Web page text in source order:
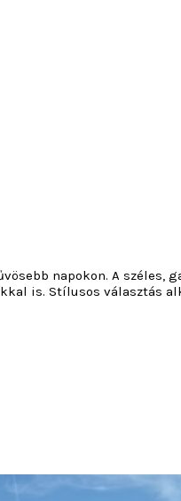
napokon. A
is. Stílusos választás